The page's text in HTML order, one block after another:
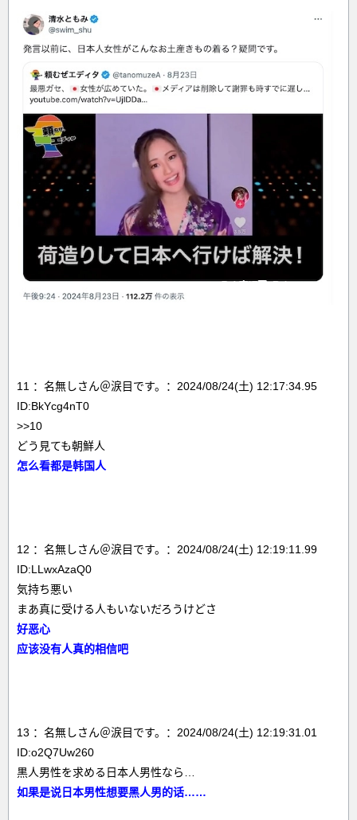
11 ：名無しさん＠涙目です。：2024/08/24(土) 12:17:34.95
ID:BkYcg4nT0
>>10
どう見ても朝鮮人
怎么看都是韩国人
12 ：名無しさん＠涙目です。：2024/08/24(土) 12:19:11.99
ID:LLwxAzaQ0
気持ち悪い
まあ真に受ける人もいないだろうけどさ
好恶心
应该没有人真的相信吧
13 ：名無しさん＠涙目です。：2024/08/24(土) 12:19:31.01
ID:o2Q7Uw260
黒人男性を求める日本人男性なら…
如果是说日本男性想要黑人男的话……